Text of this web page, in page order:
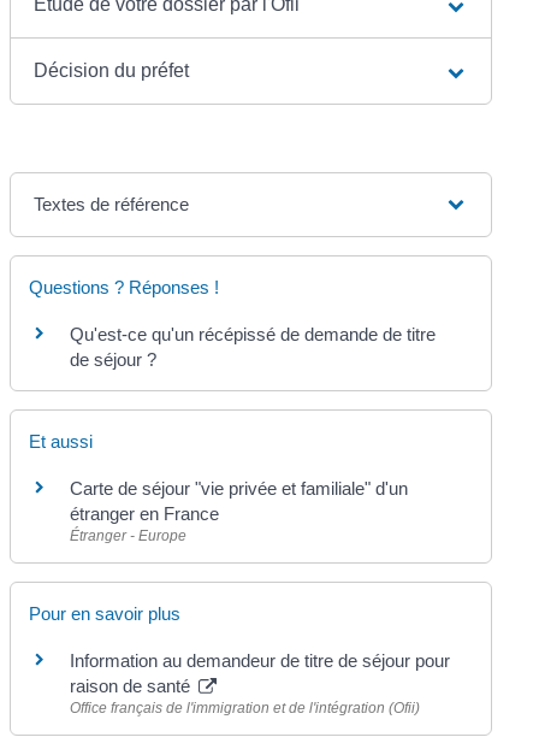
Étude de votre dossier par l'Ofii
Décision du préfet
Textes de référence
Questions ? Réponses !
Qu'est-ce qu'un récépissé de demande de titre
de séjour ?
Et aussi
Carte de séjour "vie privée et familiale" d'un
étranger en France
Étranger - Europe
Pour en savoir plus
Information au demandeur de titre de séjour pour
raison de santé
Office français de l'immigration et de l'intégration (Ofii)